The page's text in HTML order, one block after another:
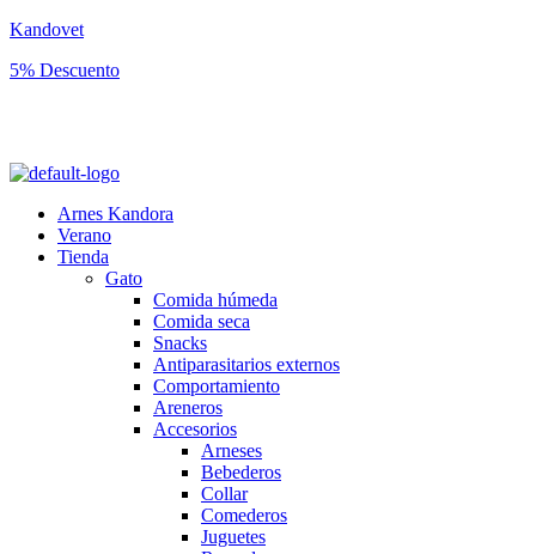
Kandovet
5% Descuento
Arnes Kandora
Verano
Tienda
Gato
Comida húmeda
Comida seca
Snacks
Antiparasitarios externos
Comportamiento
Areneros
Accesorios
Arneses
Bebederos
Collar
Comederos
Juguetes